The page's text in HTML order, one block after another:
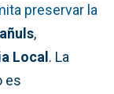
preservar la
,
Local. La
es